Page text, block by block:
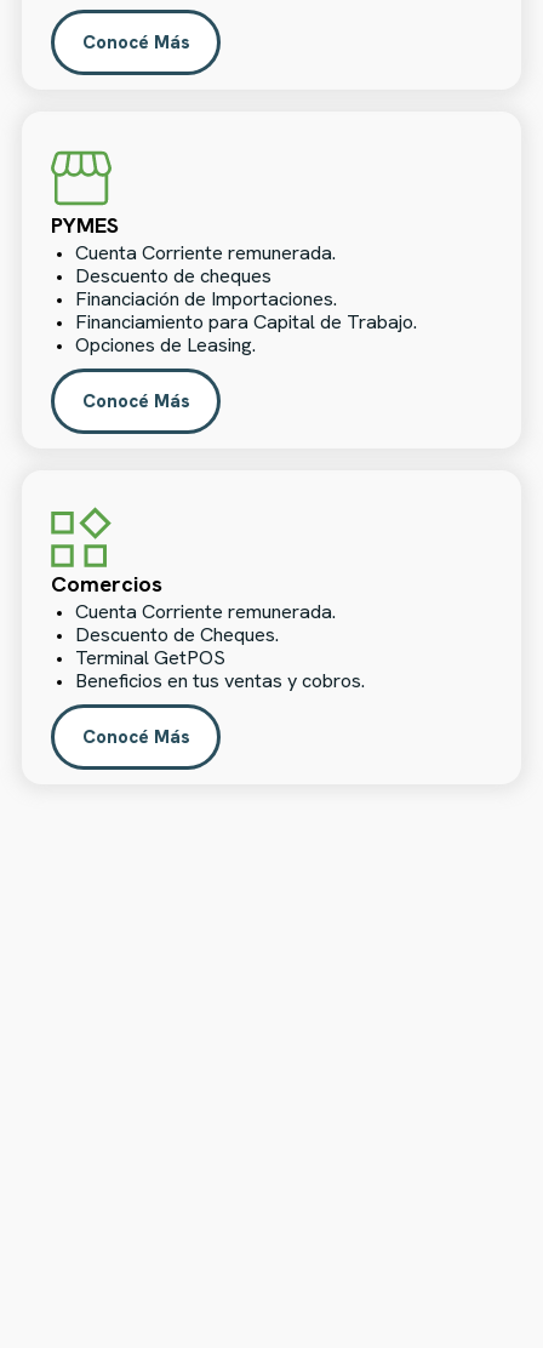
Conocé Más
PYMES
Cuenta Corriente remunerada.
Descuento de cheques
Financiación de Importaciones.
Financiamiento para Capital de Trabajo.
Opciones de Leasing.
Conocé Más
Comercios
Cuenta Corriente remunerada.
Descuento de Cheques.
Terminal GetPOS
Beneficios en tus ventas y cobros.
Conocé Más